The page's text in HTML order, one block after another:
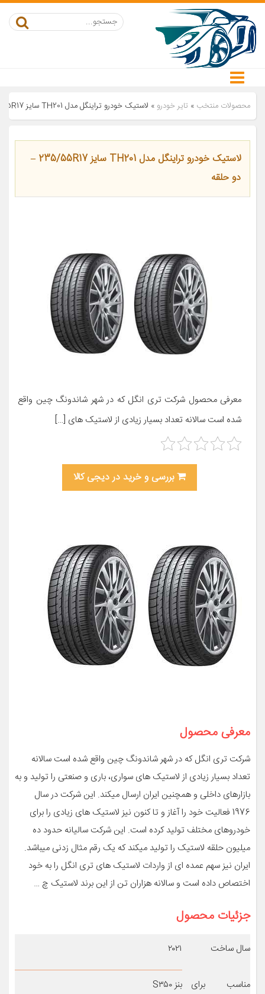
محصولات منتخب » تایر خودرو » لاستیک خودرو تراینگل مدل TH201 سایز 235/55R17 – دو حلقه
لاستیک خودرو تراینگل مدل TH201 سایز 235/55R17 –
دو حلقه
معرفی محصول شرکت تری انگل که در شهر شاندونگ چین واقع
شده است سالانه تعداد بسیار زیادی از لاستیک های […]
بررسی و خرید در دیجی کالا
معرفی محصول
شرکت تری انگل که در شهر شاندونگ چین واقع شده است سالانه
تعداد بسیار زیادی از لاستیک های سواری، باری و صنعتی را تولید و به
بازارهای داخلی و همچنین ایران ارسال میکند. این شرکت در سال
1976 فعالیت خود را آغاز و تا کنون نیز لاستیک های زیادی را برای
خودروهای مختلف تولید کرده است. این شرکت سالیانه حدود ده
میلیون حلقه لاستیک را تولید میکند که یک رقم مثال زدنی میباشد.
ایران نیز سهم عمده ای از واردات لاستیک های تری انگل را به خود
اختصاص داده است و سالانه هزاران تن از این برند لاستیک چ …
جزئیات محصول
سال ساخت ۲۰۲۱
مناسب برای
بنز S۳۵۰